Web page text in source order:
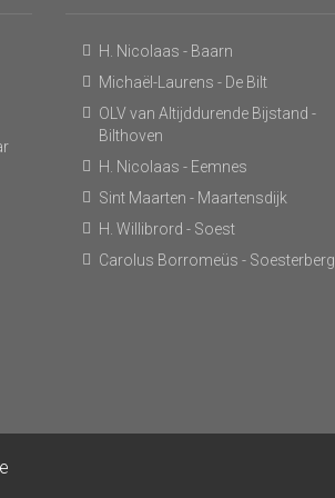
H. Nicolaas - Baarn
Michaël-Laurens - De Bilt
OLV van Altijddurende Bijstand -
Bilthoven
H. Nicolaas - Eemnes
Sint Maarten - Maartensdijk
H. Willibrord - Soest
Carolus Borromeüs - Soesterberg